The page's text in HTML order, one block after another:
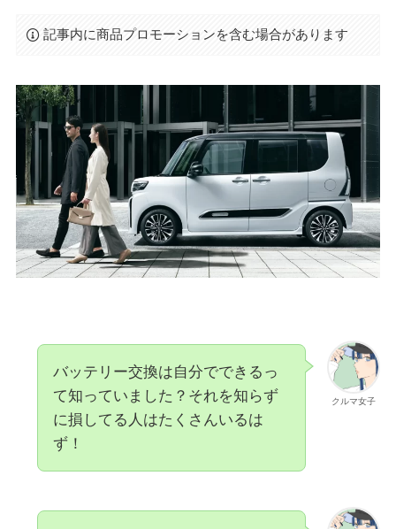
記事内に商品プロモーションを含む場合があります
クルマ女子
バッテリー交換は自分でできるっ
て知っていました？それを知らず
に損してる人はたくさんいるは
ず！